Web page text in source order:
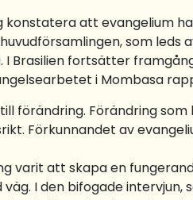
konstatera att evangelium
som
fortsätter
i Mombasa
förändring. Förändring
Förkunnandet av
varit att skapa en
I den bifogade